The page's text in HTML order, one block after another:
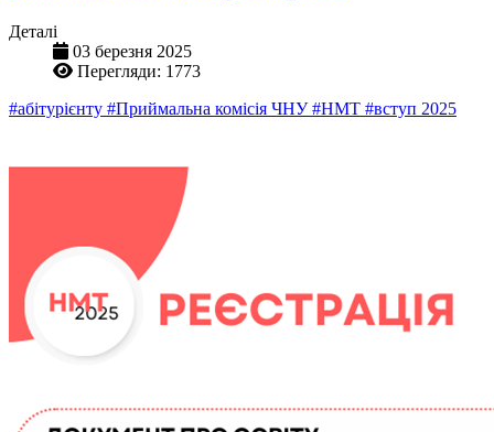
Деталі
03 березня 2025
Перегляди: 1773
#абітурієнту #Приймальна комісія ЧНУ#НМТ #вступ 2025